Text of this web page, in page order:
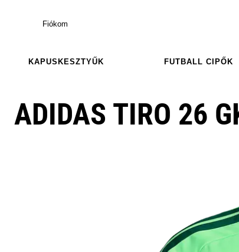
Fiókom
KAPUSKESZTYŰK FUTBALL CIPŐK
ADIDAS TIRO 26